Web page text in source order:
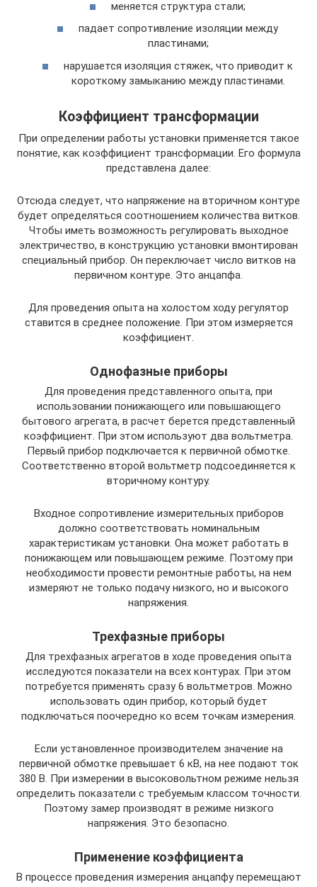
меняется структура стали;
падает сопротивление изоляции между
пластинами;
нарушается изоляция стяжек, что приводит к
короткому замыканию между пластинами.
Коэффициент трансформации
При определении работы установки применяется такое
понятие, как коэффициент трансформации. Его формула
представлена далее:
Отсюда следует, что напряжение на вторичном контуре
будет определяться соотношением количества витков.
Чтобы иметь возможность регулировать выходное
электричество, в конструкцию установки вмонтирован
специальный прибор. Он переключает число витков на
первичном контуре. Это анцапфа.
Для проведения опыта на холостом ходу регулятор
ставится в среднее положение. При этом измеряется
коэффициент.
Однофазные приборы
Для проведения представленного опыта, при
использовании понижающего или повышающего
бытового агрегата, в расчет берется представленный
коэффициент. При этом используют два вольтметра.
Первый прибор подключается к первичной обмотке.
Соответственно второй вольтметр подсоединяется к
вторичному контуру.
Входное сопротивление измерительных приборов
должно соответствовать номинальным
характеристикам установки. Она может работать в
понижающем или повышающем режиме. Поэтому при
необходимости провести ремонтные работы, на нем
измеряют не только подачу низкого, но и высокого
напряжения.
Трехфазные приборы
Для трехфазных агрегатов в ходе проведения опыта
исследуются показатели на всех контурах. При этом
потребуется применять сразу 6 вольтметров. Можно
использовать один прибор, который будет
подключаться поочередно ко всем точкам измерения.
Если установленное производителем значение на
первичной обмотке превышает 6 кВ, на нее подают ток
380 В. При измерении в высоковольтном режиме нельзя
определить показатели с требуемым классом точности.
Поэтому замер производят в режиме низкого
напряжения. Это безопасно.
Применение коэффициента
В процессе проведения измерения анцапфу перемещают